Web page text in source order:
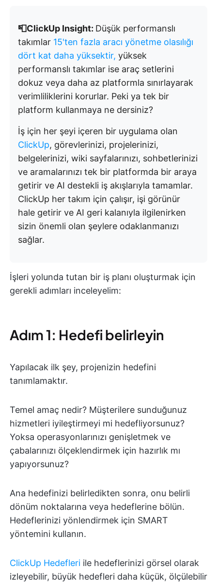
📮ClickUp Insight: Düşük performanslı
takımlar 15'ten fazla aracı yönetme olasılığı
dört kat daha yüksektir, yüksek
performanslı takımlar ise araç setlerini
dokuz veya daha az platformla sınırlayarak
verimliliklerini korurlar. Peki ya tek bir
platform kullanmaya ne dersiniz?
İş için her şeyi içeren bir uygulama olan
ClickUp, görevlerinizi, projelerinizi,
belgelerinizi, wiki sayfalarınızı, sohbetlerinizi
ve aramalarınızı tek bir platformda bir araya
getirir ve AI destekli iş akışlarıyla tamamlar.
ClickUp her takım için çalışır, işi görünür
hale getirir ve AI geri kalanıyla ilgilenirken
sizin önemli olan şeylere odaklanmanızı
sağlar.
İşleri yolunda tutan bir iş planı oluşturmak için
gerekli adımları inceleyelim:
Adım 1: Hedefi belirleyin
Yapılacak ilk şey, projenizin hedefini
tanımlamaktır.
Temel amaç nedir? Müşterilere sunduğunuz
hizmetleri iyileştirmeyi mi hedefliyorsunuz?
Yoksa operasyonlarınızı genişletmek ve
çabalarınızı ölçeklendirmek için hazırlık mı
yapıyorsunuz?
Ana hedefinizi belirledikten sonra, onu belirli
dönüm noktalarına veya hedeflerine bölün.
Hedeflerinizi yönlendirmek için SMART
yöntemini kullanın.
ClickUp Hedefleri ile hedeflerinizi görsel olarak
izleyebilir, büyük hedefleri daha küçük, ölçülebilir